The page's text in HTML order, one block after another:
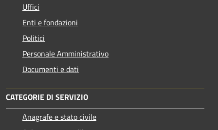
Uffici
Enti e fondazioni
Politici
Personale Amministrativo
Documenti e dati
CATEGORIE DI SERVIZIO
Anagrafe e stato civile